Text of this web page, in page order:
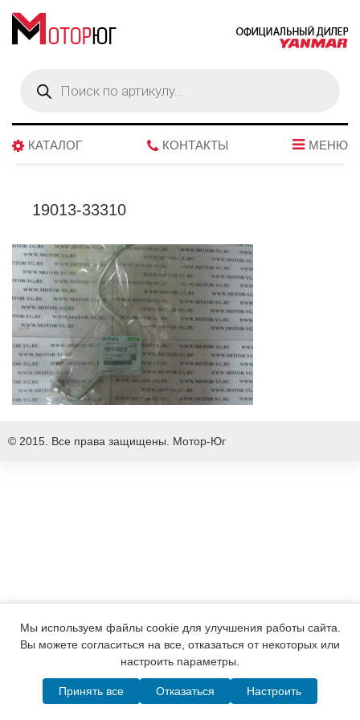
товаров
КАТАЛОГ КОНТАКТЫ МЕНЮ
19013-33310
© 2015. Все права защищены. Мотор-Юг
Написать в MAX Telegram WhatsApp Позвонить
Мы используем файлы cookie для улучшения работы сайта.
Вы можете согласиться на все, отказаться от некоторых или
настроить параметры.
Принять все Отказаться Настроить